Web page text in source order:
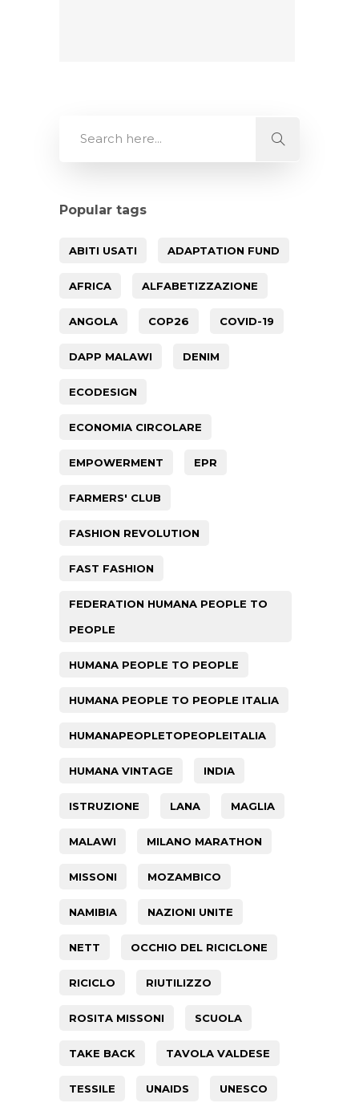
Popular tags
ABITI USATI ADAPTATION FUND
AFRICA ALFABETIZZAZIONE
ANGOLA COP26 COVID-19
DAPP MALAWI DENIM
ECODESIGN
ECONOMIA CIRCOLARE
EMPOWERMENT EPR
FARMERS' CLUB
FASHION REVOLUTION
FAST FASHION
FEDERATION HUMANA PEOPLE TO
PEOPLE
HUMANA PEOPLE TO PEOPLE
HUMANA PEOPLE TO PEOPLE ITALIA
HUMANAPEOPLETOPEOPLEITALIA
HUMANA VINTAGE INDIA
ISTRUZIONE LANA MAGLIA
MALAWI MILANO MARATHON
MISSONI MOZAMBICO
NAMIBIA NAZIONI UNITE
NETT OCCHIO DEL RICICLONE
RICICLO RIUTILIZZO
ROSITA MISSONI SCUOLA
TAKE BACK TAVOLA VALDESE
TESSILE UNAIDS UNESCO